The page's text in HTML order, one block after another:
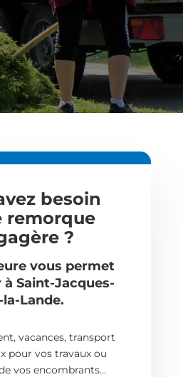
besoin
remorque
?
vous permet
à Saint-Jacques-
la-Lande.
vacances, transport
pour vos travaux ou
vos encombrants…